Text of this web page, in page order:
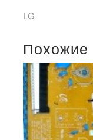
LG
Похожие